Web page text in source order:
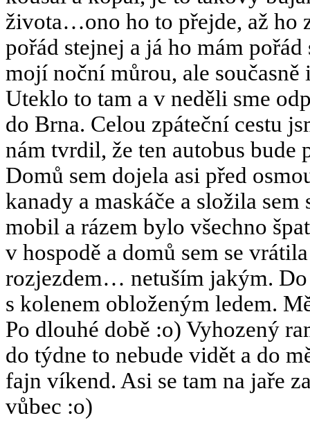
života…ono ho to přejde, až ho
pořád stejnej a já ho mám
mojí noční můrou, ale
Uteklo to tam a v neděli sme
do Brna. Celou zpáteční cestu
nám tvrdil, že ten autobus
Domů sem dojela asi před
kanady a maskáče a složila
mobil a rázem bylo všechno
v hospodě a domů sem se
rozjezdem… netuším jakým. Do
s kolenem obloženým ledem.
Po dlouhé době :o) Vyhozený
do týdne to nebude vidět a do
fajn víkend. Asi se tam na jaře
vůbec :o)